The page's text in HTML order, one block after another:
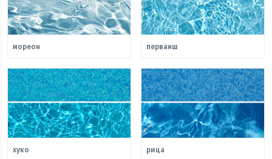
мореон перванш
хуко рица